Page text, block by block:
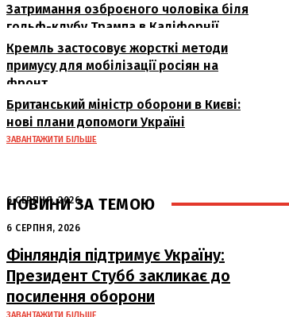
Затримання озброєного чоловіка біля
гольф-клубу Трампа в Каліфорнії
Кремль застосовує жорсткі методи
примусу для мобілізації росіян на
фронт
Британський міністр оборони в Києві:
нові плани допомоги Україні
ЗАВАНТАЖИТИ БІЛЬШЕ
НОВИНИ ЗА ТЕМОЮ
6 СЕРПНЯ, 2026
Аномальна спека в Україні добігає
кінця: очікується похолодання
6 СЕРПНЯ, 2026
Фінляндія підтримує Україну:
Президент Стубб закликає до
посилення оборони